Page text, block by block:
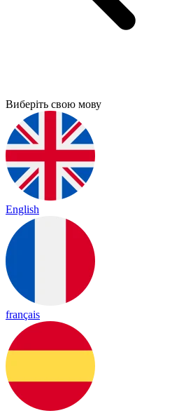
Виберіть свою мову
English
français